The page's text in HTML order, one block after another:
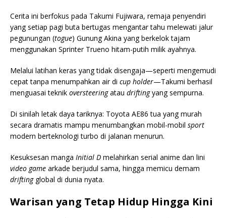
Cerita ini berfokus pada Takumi Fujiwara, remaja penyendiri
yang setiap pagi buta bertugas mengantar tahu melewati jalur
pegunungan (togue) Gunung Akina yang berkelok tajam
menggunakan Sprinter Trueno hitam-putih milik ayahnya.
Melalui latihan keras yang tidak disengaja—seperti mengemudi
cepat tanpa menumpahkan air di cup holder—Takumi berhasil
menguasai teknik oversteeringatau driftingyang sempurna.
Di sinilah letak daya tariknya: Toyota AE86 tua yang murah
secara dramatis mampu menumbangkan mobil-mobil sport
modern berteknologi turbo di jalanan menurun.
Kesuksesan manga Initial D melahirkan serial anime dan lini
video game arkade berjudul sama, hingga memicu demam
driftingglobal di dunia nyata.
Warisan yang Tetap Hidup Hingga Kini